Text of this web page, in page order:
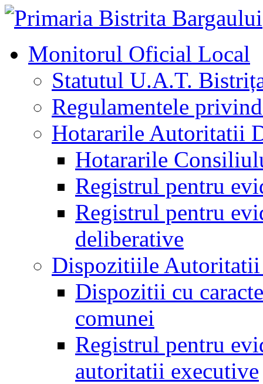
Monitorul Oficial Local
Statutul U.A.T.
Regulamentele
Hotararile Autoritatii
Hotararile
Registrul pentru
Registrul pentru
deliberative
Dispozitiile
Dispozitii cu
comunei
Registrul pentru
autoritatii executive